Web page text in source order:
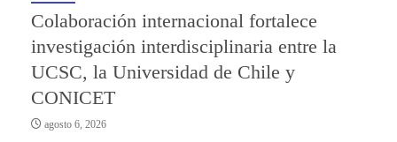
Colaboración internacional fortalece
investigación interdisciplinaria entre la
UCSC, la Universidad de Chile y
CONICET
agosto 6, 2026